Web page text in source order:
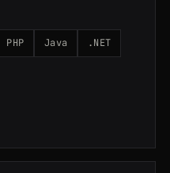
PHP Java .NET